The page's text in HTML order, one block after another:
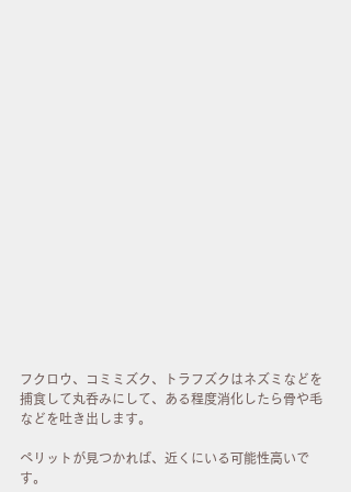
フクロウ、コミミズク、トラフズクはネズミなどを
捕食して丸呑みにして、ある程度消化したら骨や毛
などを吐き出します。
ペリットが見つかれば、近くにいる可能性高いで
す。